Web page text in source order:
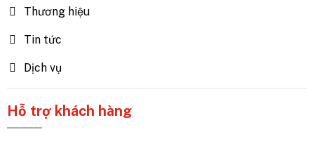
Thương hiệu
Tin tức
Dịch vụ
Hỗ trợ khách hàng